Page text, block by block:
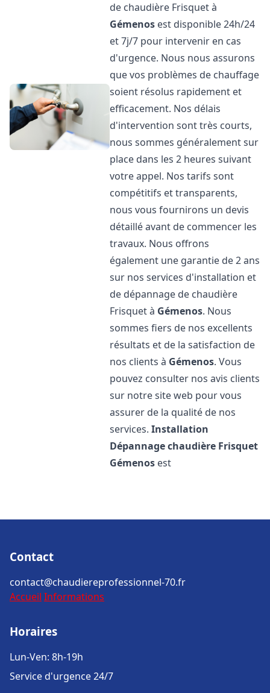
de chaudière Frisquet à
Gémenos est disponible 24h/24
et 7j/7 pour intervenir en cas
d'urgence. Nous nous assurons
que vos problèmes de chauffage
soient résolus rapidement et
efficacement. Nos délais
d'intervention sont très courts,
nous sommes généralement sur
place dans les 2 heures suivant
votre appel. Nos tarifs sont
compétitifs et transparents,
nous vous fournirons un devis
détaillé avant de commencer les
travaux. Nous offrons
également une garantie de 2 ans
sur nos services d'installation et
de dépannage de chaudière
Frisquet à Gémenos. Nous
sommes fiers de nos excellents
résultats et de la satisfaction de
nos clients à Gémenos. Vous
pouvez consulter nos avis clients
sur notre site web pour vous
assurer de la qualité de nos
services.Installation
Dépannage chaudière Frisquet
Gémenos est
Contact
contact@chaudiereprofessionnel-70.fr
Accueil Informations
Horaires
Lun-Ven: 8h-19h
Service d'urgence 24/7